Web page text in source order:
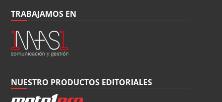
TRABAJAMOS EN
NUESTRO PRODUCTOS EDITORIALES